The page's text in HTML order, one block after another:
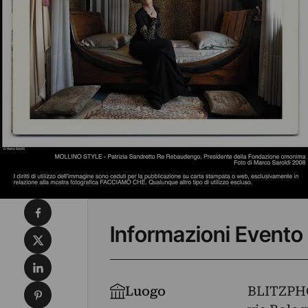
Informazioni Evento
Luogo
Condividi su Facebook
Condividi su X
Condividi su LinkedIn
Condividi su Pinterest